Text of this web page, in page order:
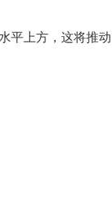
平上方，这将推动